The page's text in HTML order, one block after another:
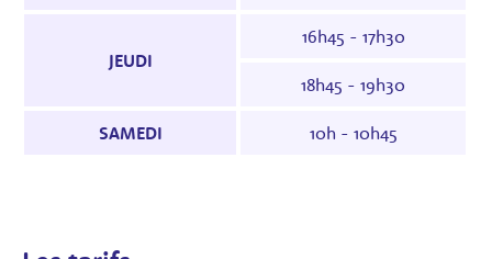
JEUDI
16h45 - 17h30
18h45 - 19h30
SAMEDI 10h - 10h45